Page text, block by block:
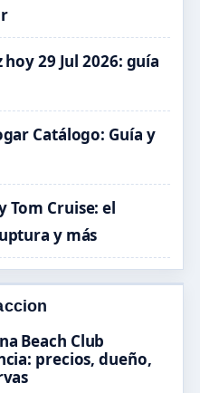
29 Jul 2026: guía
Catálogo: Guía y
Tom Cruise: el
y más
Beach Club
precios, dueño,